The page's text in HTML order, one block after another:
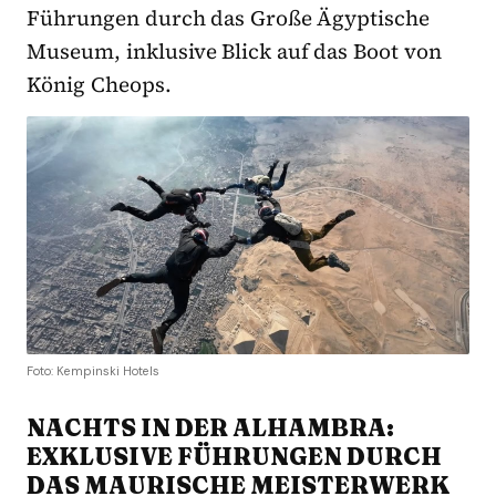
Führungen durch das Große Ägyptische
Museum, inklusive Blick auf das Boot von
König Cheops.
Foto: Kempinski Hotels
NACHTS IN DER ALHAMBRA:
EXKLUSIVE FÜHRUNGEN DURCH
DAS MAURISCHE MEISTERWERK